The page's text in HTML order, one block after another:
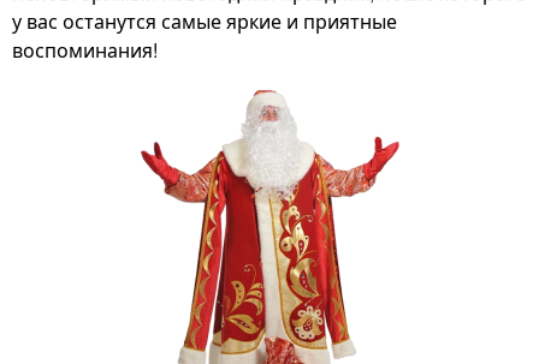
у вас останутся самые яркие и приятные
воспоминания!